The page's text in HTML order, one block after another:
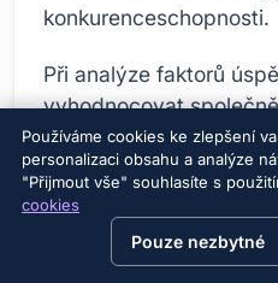
View this page in
konkurenceschopnosti.
Při analýze faktorů
vyhodnocovat
kvalitativní data.
měřitelné metriky, jako
prodeje a míry růstu,
pokrývají
vazba od zákazníků,
Používáme cookies ke zlepšení
personalizaci obsahu a analýze
"Přijmout vše" souhlasíte s
cookies
Pouze nezbytné